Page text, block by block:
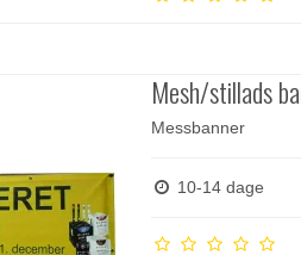
Mesh/stillads
Messbanner
10-14 dage